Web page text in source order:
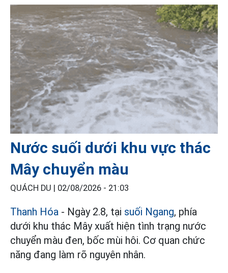
Nước suối dưới khu vực thác
Mây chuyển màu
QUÁCH DU | 02/08/2026 - 21:03
Thanh Hóa - Ngày 2.8, tại suối Ngang, phía
dưới khu thác Mây xuất hiện tình trạng nước
chuyển màu đen, bốc mùi hôi. Cơ quan chức
năng đang làm rõ nguyên nhân.